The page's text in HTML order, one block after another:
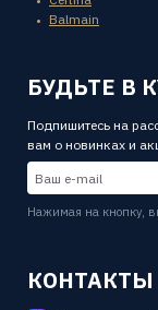
Balmain
БУДЬТЕ В
Подпишитесь на
вам о новинках и
Нажимая на кнопку,
КОНТАКТЫ